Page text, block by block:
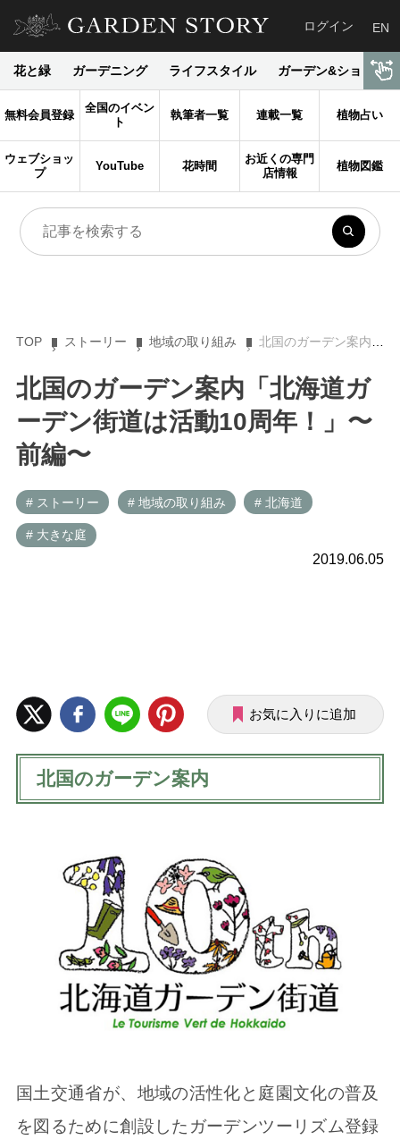
ログイン EN
花と緑 ガーデニング ライフスタイル ガーデン&ショップ
無料会員登録
全国のイベン
ト
執筆者一覧 連載一覧 植物占い
ウェブショッ
プ
YouTube 花時間
お近くの専門
店情報
植物図鑑
TOP ストーリー 地域の取り組み 北国のガーデン案内「北海道ガーデン街道は活動10周年！」〜前編〜
北国のガーデン案内「北海道ガ
ーデン街道は活動10周年！」〜
前編〜
# ストーリー # 地域の取り組み # 北海道
# 大きな庭
2019.06.05
お気に入りに追加
北国のガーデン案内
国土交通省が、地域の活性化と庭園文化の普及
を図るために創設したガーデンツーリズム登録